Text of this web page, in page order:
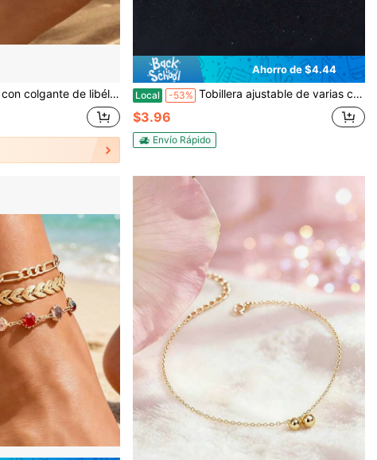
de cuerda negra ajustable para mujeres, perfecta para fiestas y uso casual, joyería de libélula
Ahorro de $4.44
Local -53% Tobillera ajustable de varias capas para mujer, con baño de oro de 24 quilates sobre base de cobre. Joyería bohemia brillante para combinar con otras, diseño ligero y lujoso, perfecta para festivales de música, fiestas navideñas y uso diario. Accesorio brillante y versátil para las de la moda americana.
$3.96
Envío Rápido